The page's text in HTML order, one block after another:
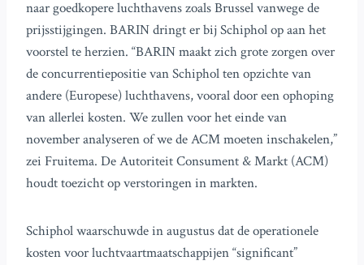
naar goedkopere luchthavens zoals Brussel vanwege de
prijsstijgingen. BARIN dringt er bij Schiphol op aan het
voorstel te herzien. “BARIN maakt zich grote zorgen over
de concurrentiepositie van Schiphol ten opzichte van
andere (Europese) luchthavens, vooral door een ophoping
van allerlei kosten. We zullen voor het einde van
november analyseren of we de ACM moeten inschakelen,”
zei Fruitema. De Autoriteit Consument & Markt (ACM)
houdt toezicht op verstoringen in markten.
Schiphol waarschuwde in augustus dat de operationele
kosten voor luchtvaartmaatschappijen “significant”